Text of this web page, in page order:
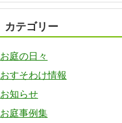
カテゴリー
お庭の日々
おすそわけ情報
お知らせ
お庭事例集